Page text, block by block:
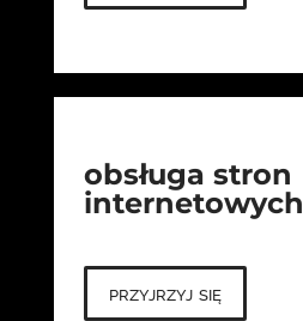
obsługa stron
internetowych
przyjrzyj się